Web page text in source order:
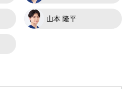
山本 隆平